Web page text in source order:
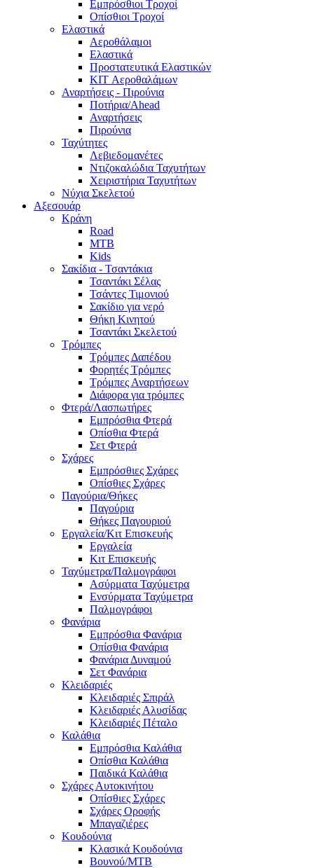
Εμπρόσθιοι Τροχοί
Οπίσθιοι Τροχοί
Ελαστικά
Αεροθάλαμοι
Ελαστικά
Προστατευτικά Ελαστικών
KIT Αεροθαλάμων
Αναρτήσεις - Πιρούνια
Ποτήρια/Ahead
Αναρτήσεις
Πιρούνια
Ταχύτητες
Λεβιεδομανέτες
Ντιζοκαλώδια Ταχυτήτων
Χειριστήρια Ταχυτήτων
Νύχια Σκελετού
Αξεσουάρ
Κράνη
Road
MTB
Kids
Σακίδια - Τσαντάκια
Τσαντάκι Σέλας
Τσάντες Τιμονιού
Σακίδιο για νερό
Θήκη Κινητού
Τσαντάκι Σκελετού
Τρόμπες
Τρόμπες Δαπέδου
Φορητές Τρόμπες
Τρόμπες Αναρτήσεων
Διάφορα για τρόμπες
Φτερά/Λασπωτήρες
Εμπρόσθια Φτερά
Οπίσθια Φτερά
Σετ Φτερά
Σχάρες
Εμπρόσθιες Σχάρες
Οπίσθιες Σχάρες
Παγούρια/Θήκες
Παγούρια
Θήκες Παγουριού
Εργαλεία/Κιτ Επισκευής
Εργαλεία
Κιτ Επισκευής
Ταχύμετρα/Παλμογράφοι
Ασύρματα Ταχύμετρα
Ενσύρματα Ταχύμετρα
Παλμογράφοι
Φανάρια
Εμπρόσθια Φανάρια
Οπίσθια Φανάρια
Φανάρια Δυναμού
Σετ Φανάρια
Κλειδαριές
Κλειδαριές Σπιράλ
Κλειδαριές Αλυσίδας
Κλειδαριές Πέταλο
Καλάθια
Εμπρόσθια Καλάθια
Οπίσθια Καλάθια
Παιδικά Καλάθια
Σχάρες Αυτοκινήτου
Οπίσθιες Σχάρες
Σχάρες Οροφής
Μπαγαζιέρες
Κουδούνια
Κλασικά Κουδούνια
Βουνού/MTB